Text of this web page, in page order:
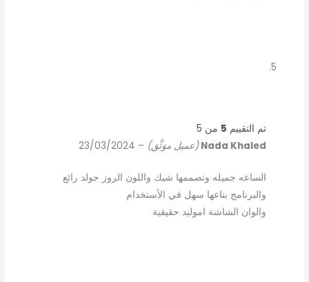
تم التقييم 5 من 5
Nada Khaled (عميل موَثَّق) –
23/03/2024
الساعه جميله وتصممها شيك واللون الروز جولد رائع
والبرنامج بتاعها سهل في الأستخدام
والوان الشاشة اموليد حقيقية